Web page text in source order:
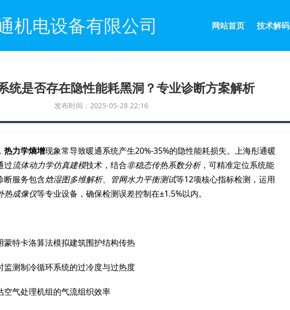
机电设备有限公司 网站首页 技术解码
统是否存在隐性能耗黑洞？专业诊断方案解析
发布时间：2025-05-28 22:16
热力学熵增现象常导致暖通系统产生20%-35%的隐性能耗损失。上海彤通暖
过流体动力学仿真建模技术，结合非稳态传热系数分析，可精准定位系统能
断服务包含焓湿图多维解析、 管网水力平衡测试等12项核心指标检测，运用
热成像仪等专业设备，确保检测误差控制在±1.5%以内。
蒙特卡洛算法模拟建筑围护结构传热
监测制冷循环系统的过冷度与过热度
空气处理机组的气流组织效率